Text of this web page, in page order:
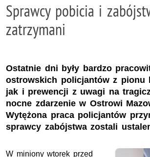
Sprawcy pobicia i
zatrzymani
Ostatnie dni były bardzo
ostrowskich policjantów z pionu
jak i prewencji z uwagi na
nocne zdarzenie w Ostrowi
Wytężona praca policjantów
sprawcy zabójstwa zostali
W miniony wtorek przed